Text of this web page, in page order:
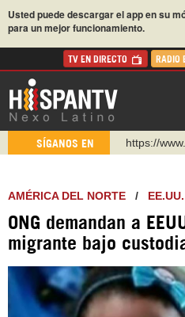
Usted puede descargar el app en su
para un mejor funcionamiento.
TV EN DIRECTO RADIO
SÍGANOS EN
https://
http://
https://
https://
Instagram
AMÉRICA DEL NORTE / EE.UU.
ONG demandan a
migrante bajo